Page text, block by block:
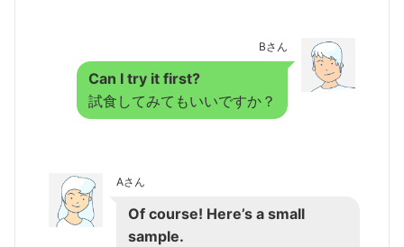
Bさん
Can I try it first?
試食してみてもいいですか？
Aさん
Of course! Here’s a small
sample.